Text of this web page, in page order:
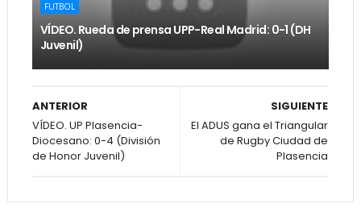
FUTBOL
VÍDEO. Rueda de prensa UPP-Real Madrid: 0-1 (DH
Juvenil)
SIGUIENTE
El ADUS gana el Triangular
de Rugby Ciudad de
Plasencia
ANTERIOR
VÍDEO. UP Plasencia-
Diocesano: 0-4 (División
de Honor Juvenil)